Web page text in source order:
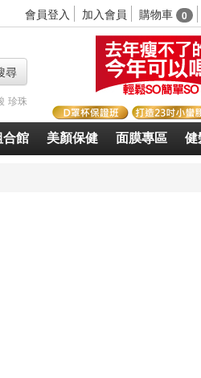
會員登入 加入會員 購物車 0
尋
珍珠
合館 美顏保健 面膜專區 健